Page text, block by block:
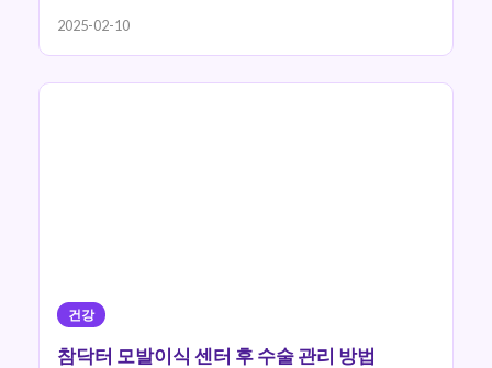
2025-02-10
건강
참닥터 모발이식 센터 후 수술 관리 방법